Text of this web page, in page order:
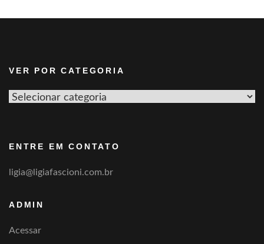
VER POR CATEGORIA
Ver
ENTRE EM CONTATO
ligia@ligiafascioni.com.br
ADMIN
Acessar